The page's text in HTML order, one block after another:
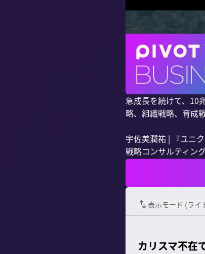
急成長を続けて、10
略、組織戦略、育成
宇佐美潤祐 | 『ユニ
戦略コンサルティン
表示モード (ライ
カリスマ不在